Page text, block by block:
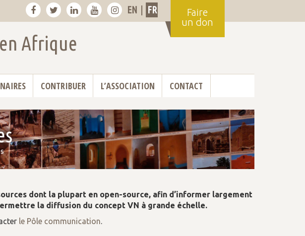
EN FR
Faire
un don
Afrique
CONTRIBUER L’ASSOCIATION CONTACT
dont la plupart en open-source, afin d’informer largement
la diffusion du concept VN à grande échelle.
le Pôle communication.